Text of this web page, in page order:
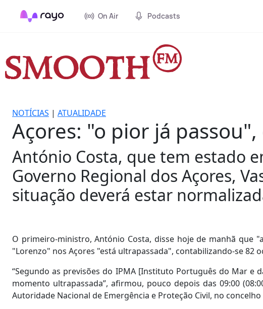
On Air Podcasts
NOTÍCIAS | ATUALIDADE
Açores: "o pior já
António Costa, que tem estado
Governo Regional dos Açores,
situação deverá estar
O primeiro-ministro, António Costa, disse hoje de manhã que
"Lorenzo" nos Açores "está ultrapassada", contabilizando-se 82
“Segundo as previsões do IPMA [Instituto Português do Mar e
momento ultrapassada”, afirmou, pouco depois das 09:00
Autoridade Nacional de Emergência e Proteção Civil, no